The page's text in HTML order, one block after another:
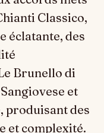
Classico,
éclatante, des
Brunello di
et
produisant des
et complexité.